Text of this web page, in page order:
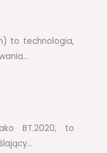
to technologia,
BT.2020, to